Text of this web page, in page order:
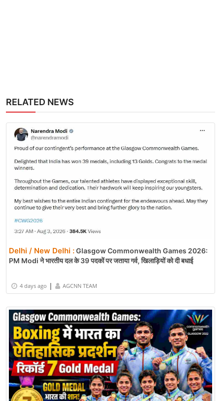
RELATED NEWS
Delhi / New Delhi :Glasgow Commonwealth Games 2026:
PM Modi ने भारतीय दल के 39 पदकों पर जताया गर्व, खिलाड़ियों को दी बधाई
4 days ago | AGCNN TEAM